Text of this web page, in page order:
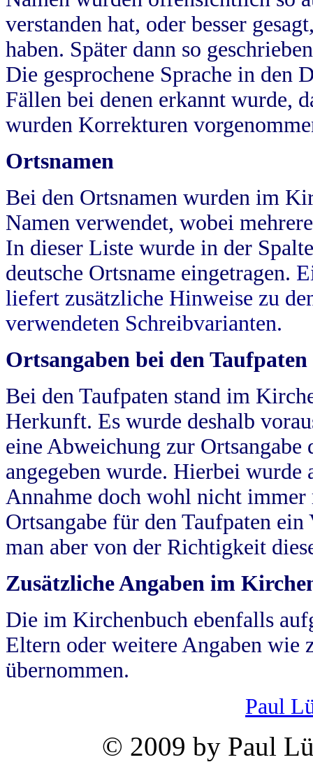
verstanden hat, oder besser
haben. Später dann so
Die gesprochene Sprache in
Fällen bei denen erkannt wurde,
wurden Korrekturen
Ortsnamen
Bei den Ortsnamen wurden im
Namen verwendet, wobei
In dieser Liste wurde in der
deutsche Ortsname eingetragen.
liefert zusätzliche Hinweise zu
verwendeten Schreibvarianten.
Ortsangaben bei den Taufpaten
Bei den Taufpaten stand im
Herkunft. Es wurde deshalb
eine Abweichung zur
angegeben wurde. Hierbei wurde
Annahme doch wohl nicht
Ortsangabe für den Taufpaten
man aber von der Richtigkeit
Zusätzliche Angaben im
Die im Kirchenbuch ebenfalls
Eltern oder weitere Angaben wie
übernommen.
Paul
© 2009 by Paul